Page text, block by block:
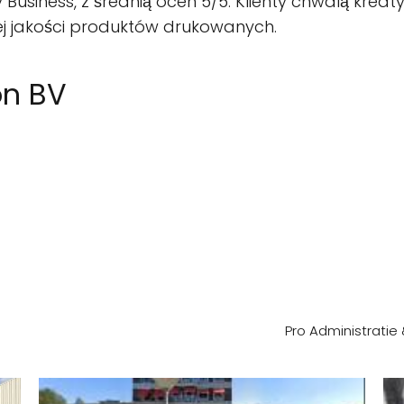
jakości produktów drukowanych.
BV
Pro Administratie